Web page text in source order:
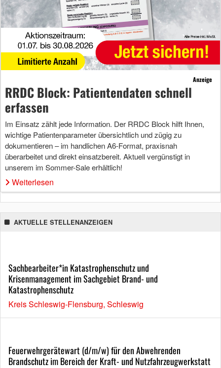
Anzeige
RRDC Block: Patientendaten schnell
erfassen
Im Einsatz zählt jede Information. Der RRDC Block hilft Ihnen,
wichtige Patientenparameter übersichtlich und zügig zu
dokumentieren – im handlichen A6-Format, praxisnah
überarbeitet und direkt einsatzbereit. Aktuell vergünstigt in
unserem im Sommer-Sale erhältlich!
Weiterlesen
AKTUELLE STELLENANZEIGEN
Sachbearbeiter*in Katastrophenschutz und
Krisenmanagement im Sachgebiet Brand- und
Katastrophenschutz
Kreis Schleswig-Flensburg, Schleswig
Feuerwehrgerätewart (d/m/w) für den Abwehrenden
Brandschutz im Bereich der Kraft- und Nutzfahrzeugwerkstatt